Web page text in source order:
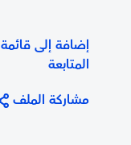
إضافة إلى قائمة
المتابعة
مشاركة الملف